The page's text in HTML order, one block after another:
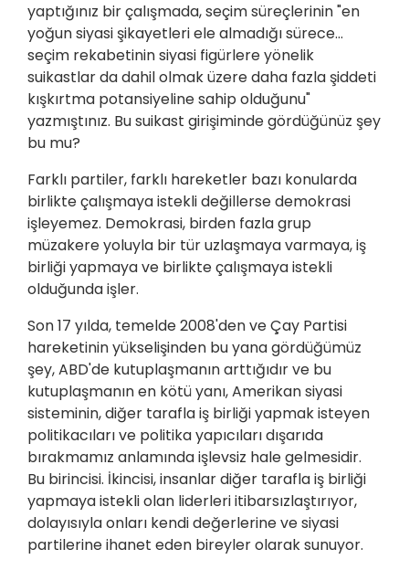
yaptığınız bir çalışmada, seçim süreçlerinin "en
yoğun siyasi şikayetleri ele almadığı sürece...
seçim rekabetinin siyasi figürlere yönelik
suikastlar da dahil olmak üzere daha fazla şiddeti
kışkırtma potansiyeline sahip olduğunu"
yazmıştınız. Bu suikast girişiminde gördüğünüz şey
bu mu?
Farklı partiler, farklı hareketler bazı konularda
birlikte çalışmaya istekli değillerse demokrasi
işleyemez. Demokrasi, birden fazla grup
müzakere yoluyla bir tür uzlaşmaya varmaya, iş
birliği yapmaya ve birlikte çalışmaya istekli
olduğunda işler.
Son 17 yılda, temelde 2008'den ve Çay Partisi
hareketinin yükselişinden bu yana gördüğümüz
şey, ABD'de kutuplaşmanın arttığıdır ve bu
kutuplaşmanın en kötü yanı, Amerikan siyasi
sisteminin, diğer tarafla iş birliği yapmak isteyen
politikacıları ve politika yapıcıları dışarıda
bırakmamız anlamında işlevsiz hale gelmesidir.
Bu birincisi. İkincisi, insanlar diğer tarafla iş birliği
yapmaya istekli olan liderleri itibarsızlaştırıyor,
dolayısıyla onları kendi değerlerine ve siyasi
partilerine ihanet eden bireyler olarak sunuyor.